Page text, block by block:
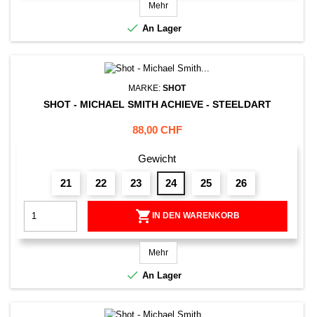
Mehr
 An Lager
MARKE: SHOT
SHOT - MICHAEL SMITH ACHIEVE - STEELDART
Preis
88,00 CHF
Gewicht
21 22 23 24 25 26
 IN DEN WARENKORB
Mehr
 An Lager